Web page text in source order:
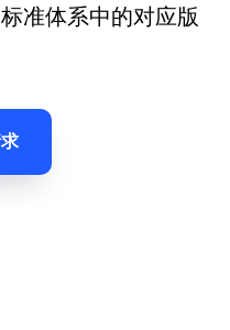
准体系中的对应版